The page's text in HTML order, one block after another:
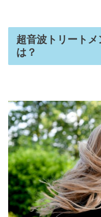
超音波トリート
は？